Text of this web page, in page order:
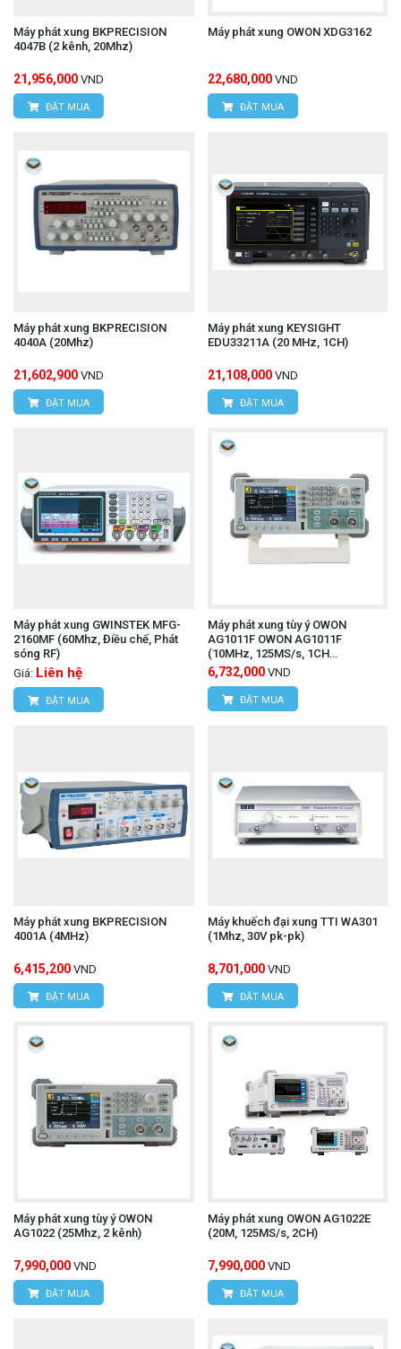
Máy phát xung BKPRECISION
4047B (2 kênh, 20Mhz)
21,956,000 VND
ĐẶT MUA
Máy phát xung OWON XDG3162
22,680,000 VND
ĐẶT MUA
Máy phát xung BKPRECISION
4040A (20Mhz)
21,602,900 VND
ĐẶT MUA
Máy phát xung KEYSIGHT
EDU33211A (20 MHz, 1CH)
21,108,000 VND
ĐẶT MUA
Máy phát xung GWINSTEK MFG-
2160MF (60Mhz, Điều chế, Phát
sóng RF)
Giá: Liên hệ
ĐẶT MUA
Máy phát xung tùy ý OWON
AG1011F OWON AG1011F
(10MHz, 125MS/s, 1CH
modulation)
6,732,000 VND
ĐẶT MUA
Máy phát xung BKPRECISION
4001A (4MHz)
6,415,200 VND
ĐẶT MUA
Máy khuếch đại xung TTI WA301
(1Mhz, 30V pk-pk)
8,701,000 VND
ĐẶT MUA
Máy phát xung tùy ý OWON
AG1022 (25Mhz, 2 kênh)
7,990,000 VND
ĐẶT MUA
Máy phát xung OWON AG1022E
(20M, 125MS/s, 2CH)
7,990,000 VND
ĐẶT MUA